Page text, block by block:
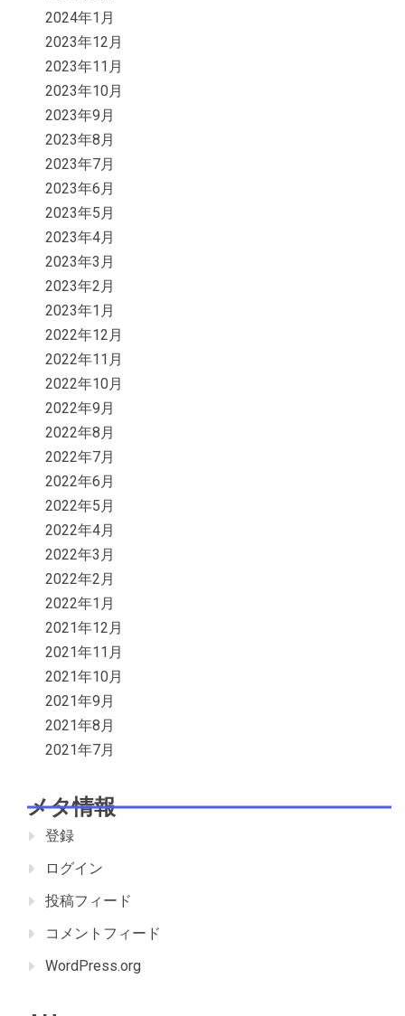
2024年1月
2023年12月
2023年11月
2023年10月
2023年9月
2023年8月
2023年7月
2023年6月
2023年5月
2023年4月
2023年3月
2023年2月
2023年1月
2022年12月
2022年11月
2022年10月
2022年9月
2022年8月
2022年7月
2022年6月
2022年5月
2022年4月
2022年3月
2022年2月
2022年1月
2021年12月
2021年11月
2021年10月
2021年9月
2021年8月
2021年7月
メタ情報
登録
ログイン
投稿フィード
コメントフィード
WordPress.org